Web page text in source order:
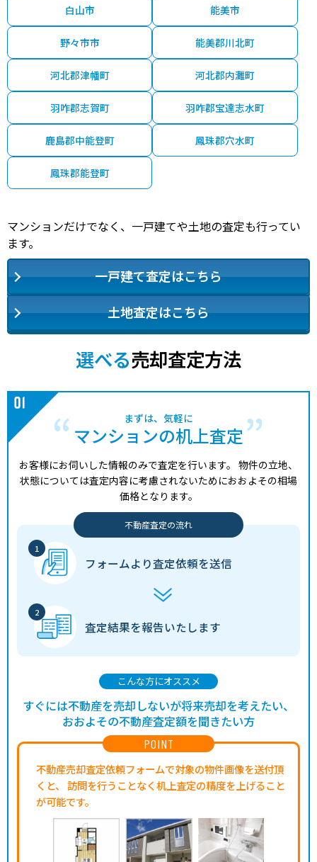
白山市 能美市
野々市市 能美郡川北町
河北郡津幡町 河北郡内灘町
羽咋郡志賀町 羽咋郡宝達志水町
鹿島郡中能登町 鳳珠郡穴水町
鳳珠郡能登町
マンションだけでなく、一戸建てや土地の査定も行ってい
ます。
一戸建て査定はこちら
土地査定はこちら
選べる売却査定方法
まずは、気軽に
マンションの机上査定
お客様にお伺いした情報のみで査定を行います。 物件の立地、
状態については査定内容に考慮されないためにおおよその相場
価格となります。
不動産査定の流れ
フォームより査定依頼を送信
査定結果を報告いたします
POINT
不動産売却査定依頼フォームで対象の物件画像を送付頂
くと、
訪問を行うことなく机上査定の精度を上げること
が可能です。
こんな方にオススメ
すぐには不動産を売却しないが将来売却を考えたい、
おおよその不動産査定額を聞きたい方